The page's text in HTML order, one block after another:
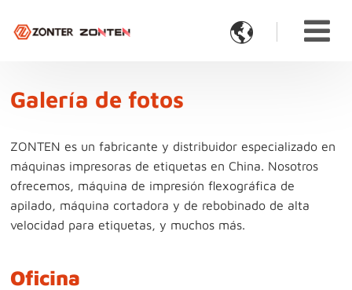

Galería de fotos
ZONTEN es un fabricante y distribuidor especializado en
máquinas impresoras de etiquetas en China. Nosotros
ofrecemos, máquina de impresión flexográfica de
apilado, máquina cortadora y de rebobinado de alta
velocidad para etiquetas, y muchos más.
Oficina